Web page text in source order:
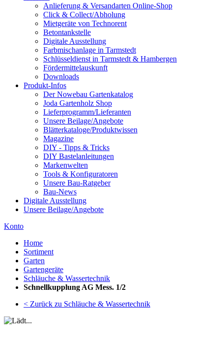
Anlieferung & Versandarten Online-Shop
Click & Collect/Abholung
Mietgeräte von Technorent
Betontankstelle
Digitale Ausstellung
Farbmischanlage in Tarmstedt
Schlüsseldienst in Tarmstedt & Hambergen
Fördermittelauskunft
Downloads
Produkt-Infos
Der Nowebau Gartenkatalog
Joda Gartenholz Shop
Lieferprogramm/Lieferanten
Unsere Beilage/Angebote
Blätterkataloge/Produktwissen
Magazine
DIY - Tipps & Tricks
DIY Bastelanleitungen
Markenwelten
Tools & Konfiguratoren
Unsere Bau-Ratgeber
Bau-News
Digitale Ausstellung
Unsere Beilage/Angebote
Konto
Home
Sortiment
Garten
Gartengeräte
Schläuche & Wassertechnik
Schnellkupplung AG Mess. 1/2
< Zurück zu Schläuche & Wassertechnik